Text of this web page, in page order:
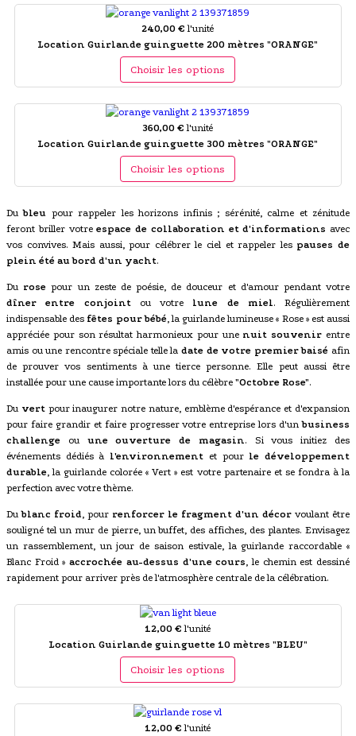
240,00 € l'unité
Location Guirlande guinguette 200 mètres "ORANGE"
Choisir les options
360,00 € l'unité
Location Guirlande guinguette 300 mètres "ORANGE"
Choisir les options
Dubleu pour rappeler les horizons infinis ; sérénité, calme et zénitude
feront briller votreespace de collaboration et d'informations avec
vos convives. Mais aussi, pour célébrer le ciel et rappeler les pauses de
plein été au bord d'un yacht.
Du rose pour un zeste de poésie, de douceur et d'amour pendant votre
dîner entre conjointou votre lune de miel. Régulièrement
indispensable des fêtes pour bébé, la guirlande lumineuse « Rose » est aussi
appréciée pour son résultat harmonieux pour une nuit souvenir entre
amis ou une rencontre spéciale telle ladate de votre premier baisé afin
de prouver vos sentiments à une tierce personne. Elle peut aussi être
installée pour une cause importante lors du célèbre "Octobre Rose".
Du vertpour inaugurer notre nature, emblème d'espérance et d'expansion
pour faire grandir et faire progresser votre entreprise lors d'unbusiness
challenge ou une ouverture de magasin. Si vous initiez des
événements dédiés à l'environnement et pour le développement
durable, la guirlande colorée « Vert » est votre partenaire et se fondra à la
perfection avec votre thème.
Dublanc froid, pour renforcer le fragment d'un décor voulant être
souligné tel un mur de pierre, un buffet, des affiches, des plantes. Envisagez
un rassemblement, un jour de saison estivale, la guirlande raccordable «
Blanc Froid »accrochée au-dessus d'une cours, le chemin est dessiné
rapidement pour arriver près de l'atmosphère centrale de la célébration.
12,00 € l'unité
Location Guirlande guinguette 10 mètres "BLEU"
Choisir les options
12,00 € l'unité